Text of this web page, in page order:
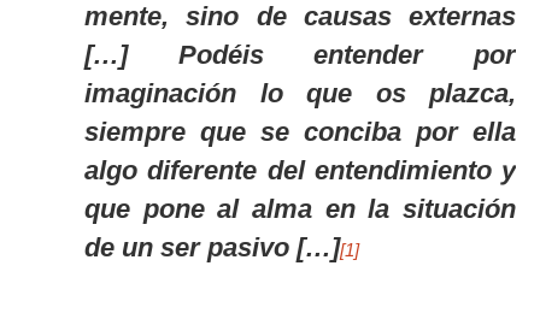
mente, sino de causas externas
[…] Podéis entender por
imaginación lo que os plazca,
siempre que se conciba por ella
algo diferente del entendimiento y
que pone al alma en la situación
de un ser pasivo […][1]